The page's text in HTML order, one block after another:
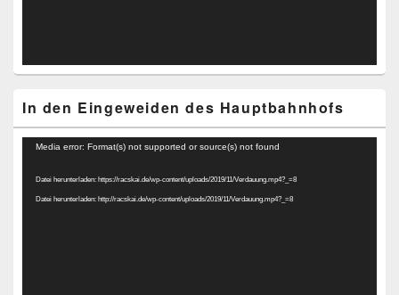
In den Eingeweiden des Hauptbahnhofs
Video-
Media error: Format(s) not supported or source(s) not found
Datei herunterladen: https://racskai.de/wp-content/uploads/2019/11/Verdauung.mp4?_=8
Datei herunterladen: http://racskai.de/wp-content/uploads/2019/11/Verdauung.mp4?_=8